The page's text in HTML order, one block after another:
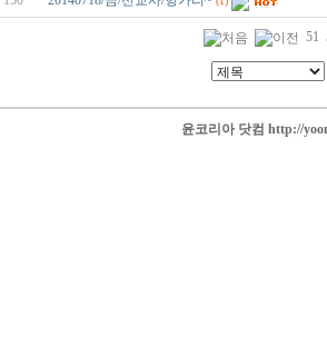
51
윤코리아 닷컴 http://